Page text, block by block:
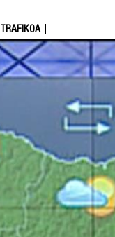
TRAFIKOA